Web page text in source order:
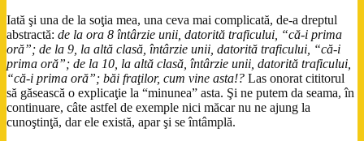
Iată şi una de la soţia mea, una ceva mai complicată, de-a dreptul
abstractă: de la ora 8 întârzie unii, datorită traficului, “că-i prima
oră”; de la 9, la altă clasă, întârzie unii, datorită traficului, “că-i
prima oră”; de la 10, la altă clasă, întârzie unii, datorită traficului,
“că-i prima oră”; băi fraţilor, cum vine asta!? Las onorat cititorul
să găsească o explicaţie la “minunea” asta. Şi ne putem da seama, în
continuare, câte astfel de exemple nici măcar nu ne ajung la
cunoştinţă, dar ele există, apar şi se întâmplă.